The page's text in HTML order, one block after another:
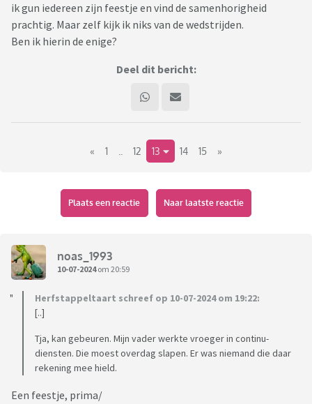
ik gun iedereen zijn feestje en vind de samenhorigheid
prachtig. Maar zelf kijk ik niks van de wedstrijden.
Ben ik hierin de enige?
Deel dit bericht:
« 1 12 13 14 15 »
Plaats een reactie Naar laatste reactie
noas_1993
10-07-2024om 20:59
Herfstappeltaart schreef op 10-07-2024 om 19:22:
[..]
Tja, kan gebeuren. Mijn vader werkte vroeger in continu-
diensten. Die moest overdag slapen. Er was niemand die daar
rekening mee hield.
Een feestje, prima/